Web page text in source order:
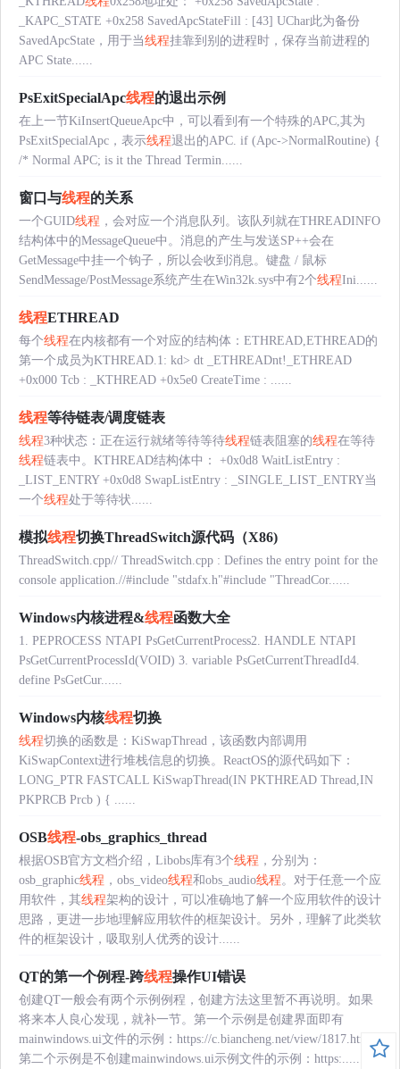
_KAPC_STATE +0x258 SavedApcStateFill : [43] UChar此为备份
SavedApcState，用于当线程挂靠到别的进程时，保存当前进程的
APC State......
PsExitSpecialApc线程的退出示例
在上一节KiInsertQueueApc中，可以看到有一个特殊的APC,其为
PsExitSpecialApc，表示线程退出的APC. if (Apc->NormalRoutine) {
/* Normal APC; is it the Thread Termin......
窗口与线程的关系
一个GUID线程 ，会对应一个消息队列。该队列就在THREADINFO
结构体中的MessageQueue中。消息的产生与发送SP++会在
GetMessage中挂一个钩子，所以会收到消息。键盘 / 鼠标
SendMessage/PostMessage系统产生在Win32k.sys中有2个线程Ini......
线程ETHREAD
每个线程在内核都有一个对应的结构体：ETHREAD,ETHREAD的
第一个成员为KTHREAD.1: kd> dt _ETHREADnt!_ETHREAD
+0x000 Tcb : _KTHREAD +0x5e0 CreateTime : ......
线程等待链表/调度链表
线程3种状态：正在运行就绪等待等待线程链表阻塞的线程在等待
线程链表中。KTHREAD结构体中： +0x0d8 WaitListEntry :
_LIST_ENTRY +0x0d8 SwapListEntry : _SINGLE_LIST_ENTRY当
一个线程处于等待状......
模拟线程切换ThreadSwitch源代码（X86)
ThreadSwitch.cpp// ThreadSwitch.cpp : Defines the entry point for the
console application.//#include "stdafx.h"#include "ThreadCor......
Windows内核进程&线程函数大全
1. PEPROCESS NTAPI PsGetCurrentProcess2. HANDLE NTAPI
PsGetCurrentProcessId(VOID) 3. variable PsGetCurrentThreadId4.
define PsGetCur......
Windows内核线程切换
线程切换的函数是：KiSwapThread，该函数内部调用
KiSwapContext进行堆栈信息的切换。ReactOS的源代码如下：
LONG_PTR FASTCALL KiSwapThread(IN PKTHREAD Thread,IN
PKPRCB Prcb ) { ......
OSB线程-obs_graphics_thread
根据OSB官方文档介绍，Libobs库有3个线程 ，分别为：
osb_graphic线程 ，obs_video线程和obs_audio线程 。对于任意一个应
用软件，其线程架构的设计，可以准确地了解一个应用软件的设计
思路，更进一步地理解应用软件的框架设计。另外，理解了此类软
件的框架设计，吸取别人优秀的设计......
QT的第一个例程-跨线程操作UI错误
创建QT一般会有两个示例例程，创建方法这里暂不再说明。如果
将来本人良心发现，就补一节。第一个示例是创建界面即有
mainwindows.ui文件的示例：https://c.biancheng.net/view/1817.html
第二个示例是不创建mainwindows.ui示例文件的示例：https:......